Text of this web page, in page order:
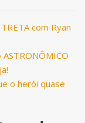
com Ryan
o herói quase